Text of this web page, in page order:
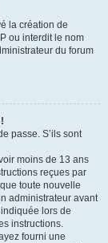
la création de
ou interdit le nom
du forum
passe. S’ils sont
moins de 13 ans
reçues par
toute nouvelle
administrateur avant
lors de
instructions.
fourni une